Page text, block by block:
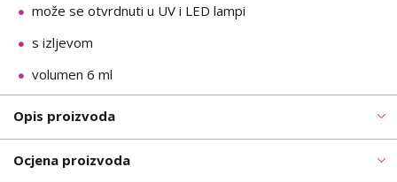
može se otvrdnuti u UV i LED lampi
s izljevom
volumen 6 ml
Opis proizvoda
Ocjena proizvoda